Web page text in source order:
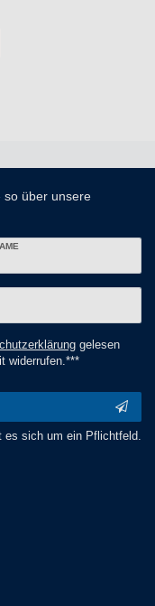
so über unsere
gelesen
widerrufen.***
es sich um ein Pflichtfeld.